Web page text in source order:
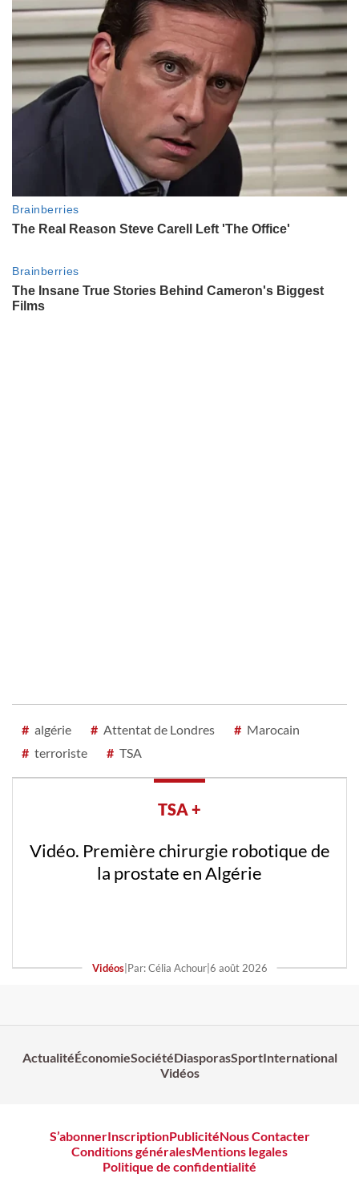
# algérie # Attentat de Londres # Marocain
# terroriste # TSA
TSA +
Vidéo. Première chirurgie robotique de
la prostate en Algérie
Vidéos| Par: Célia Achour| 6 août 2026
ActualitéÉconomieSociétéDiasporasSportInternational
Vidéos
S’abonnerInscriptionPublicitéNous Contacter
Conditions généralesMentions legales
Politique de confidentialité